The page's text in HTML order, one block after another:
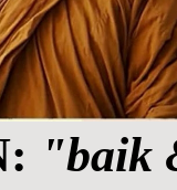
"baik